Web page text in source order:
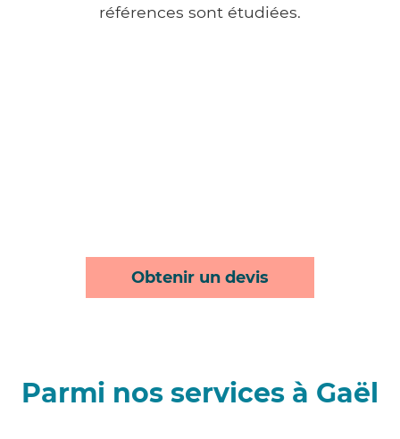
références sont étudiées.
Obtenir un devis
Parmi nos services à Gaël